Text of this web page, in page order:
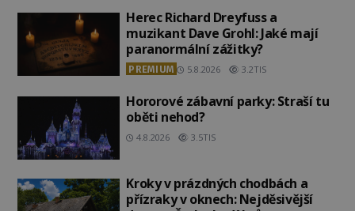
Herec Richard Dreyfuss a
muzikant Dave Grohl: Jaké mají
paranormální zážitky?
PREMIUM 5.8.2026 3.2TIS
Hororové zábavní parky: Straší tu
oběti nehod?
4.8.2026 3.5TIS
Kroky v prázdných chodbách a
přízraky v oknech: Nejděsivější